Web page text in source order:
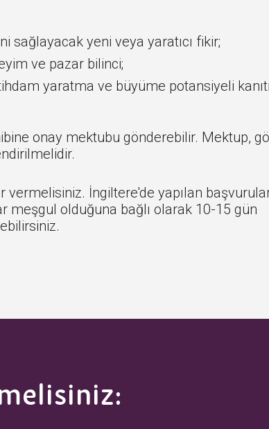
sağlayacak yeni veya yaratıcı fikir;
ve pazar bilinci;
yaratma ve büyüme potansiyeli
onay mektubu gönderebilir. Mektup,
vermelisiniz. İngiltere'de yapılan
meşgul olduğuna bağlı olarak 10-15 gün